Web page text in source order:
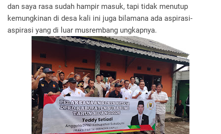
dan saya rasa sudah hampir masuk, tapi tidak menutup
kemungkinan di desa kali ini juga bilamana ada aspirasi-
aspirasi yang di luar musrembang ungkapnya.